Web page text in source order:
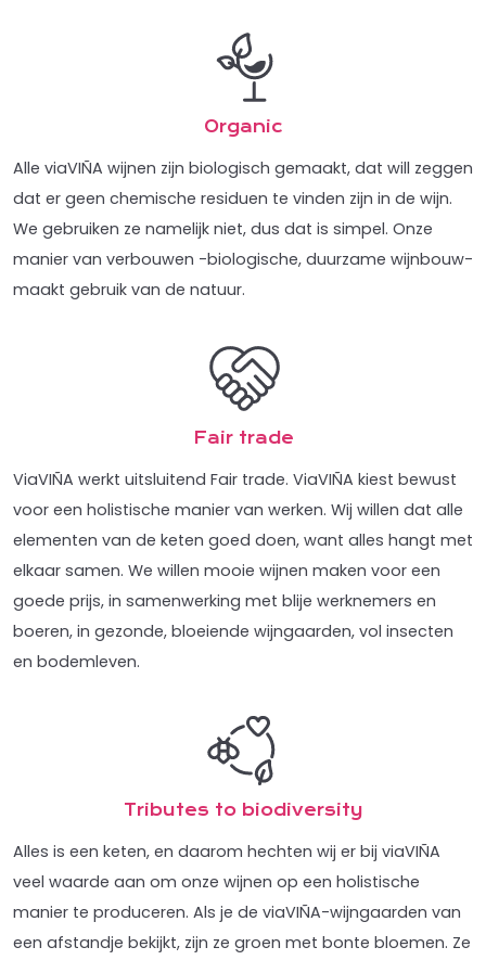
Organic
Alle viaVIÑA wijnen zijn biologisch gemaakt, dat will zeggen
dat er geen chemische residuen te vinden zijn in de wijn.
We gebruiken ze namelijk niet, dus dat is simpel. Onze
manier van verbouwen -biologische, duurzame wijnbouw-
maakt gebruik van de natuur.
Fair trade
ViaVIÑA werkt uitsluitend Fair trade. ViaVIÑA kiest bewust
voor een holistische manier van werken. Wij willen dat alle
elementen van de keten goed doen, want alles hangt met
elkaar samen. We willen mooie wijnen maken voor een
goede prijs, in samenwerking met blije werknemers en
boeren, in gezonde, bloeiende wijngaarden, vol insecten
en bodemleven.
Tributes to biodiversity
Alles is een keten, en daarom hechten wij er bij viaVIÑA
veel waarde aan om onze wijnen op een holistische
manier te produceren. Als je de viaVIÑA-wijngaarden van
een afstandje bekijkt, zijn ze groen met bonte bloemen. Ze